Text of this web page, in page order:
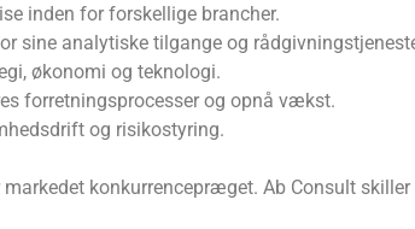
inden for forskellige brancher.
sine analytiske tilgange og
økonomi og teknologi.
forretningsprocesser og opnå vækst.
og risikostyring.
konkurrencepræget. Ab Consult skiller